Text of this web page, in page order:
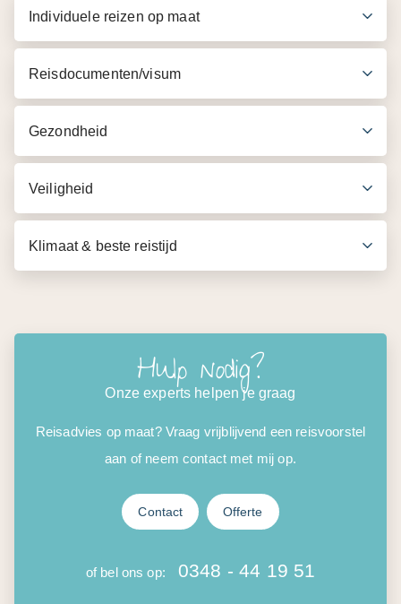
Gratis Wi-Fi
Toegang tot de plekken die je bezichtigd
Individuele reizen op maat
Reisdocumenten/visum
Gezondheid
Veiligheid
Klimaat & beste reistijd
Hulp nodig?
Onze experts helpen je graag
Reisadvies op maat? Vraag vrijblijvend een reisvoorstel
aan of neem contact met mij op.
Contact Offerte
of bel ons op: 0348 - 44 19 51